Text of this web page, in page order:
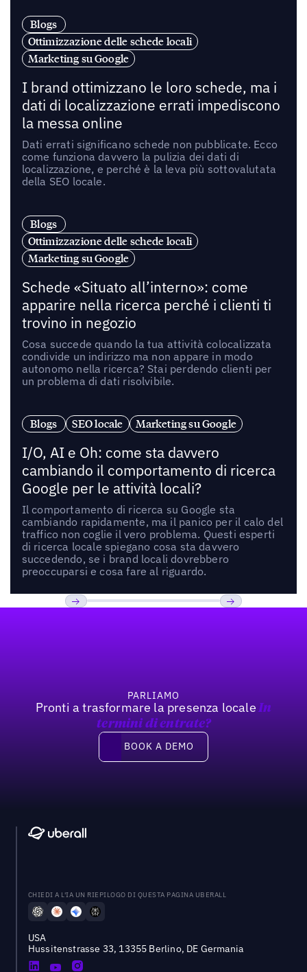
Blogs
Ottimizzazione delle schede locali
Marketing su Google
I brand ottimizzano le loro schede, ma i
dati di localizzazione errati impediscono
la messa online
Dati errati significano schede non pubblicate. Ecco
come funziona davvero la pulizia dei dati di
localizzazione, e perché è la leva più sottovalutata
della SEO locale.
Blogs
Ottimizzazione delle schede locali
Marketing su Google
Schede «Situato all’interno»: come
apparire nella ricerca perché i clienti ti
trovino in negozio
Cosa succede quando la tua attività colocalizzata
condivide un indirizzo ma non appare in modo
autonomo nella ricerca? Stai perdendo clienti per
un problema di dati risolvibile.
Blogs SEO locale Marketing su Google
I/O, AI e Oh: come sta davvero
cambiando il comportamento di ricerca
Google per le attività locali?
Il comportamento di ricerca su Google sta
cambiando rapidamente, ma il panico per il calo del
traffico non coglie il vero problema. Questi esperti
di ricerca locale spiegano cosa sta davvero
succedendo, se i brand locali dovrebbero
preoccuparsi e cosa fare al riguardo.
PARLIAMO
Pronti a trasformare la presenza locale In
termini di entrate?
Book a demo
BOOK A DEMO
CHIEDI A L'IA UN RIEPILOGO DI QUESTA PAGINA UBERALL
USA
Hussitenstrasse 33, 13355 Berlino, DE Germania